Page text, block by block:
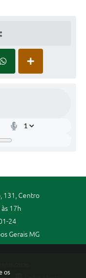
os
131, Centro
17h
24
Gerais MG